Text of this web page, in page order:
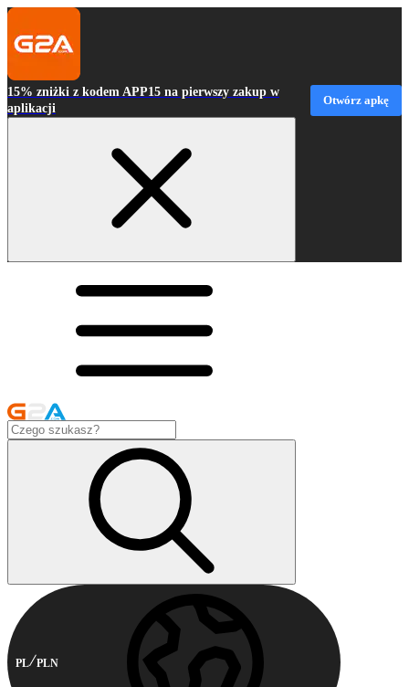
15% zniżki z kodem APP15 na pierwszy zakup w
aplikacji
Otwórz apkę
PL PLN